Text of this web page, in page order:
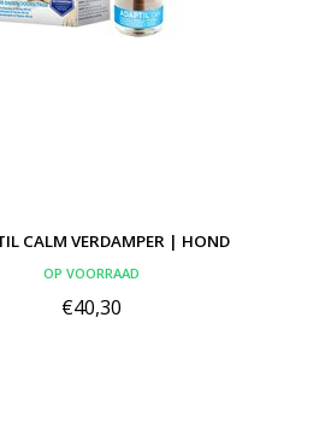
CALM VERDAMPER | HOND
OP VOORRAAD
€40,30